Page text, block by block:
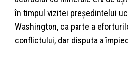
în timpul vizitei președintelui
Washington, ca parte a
conflictului, dar disputa a